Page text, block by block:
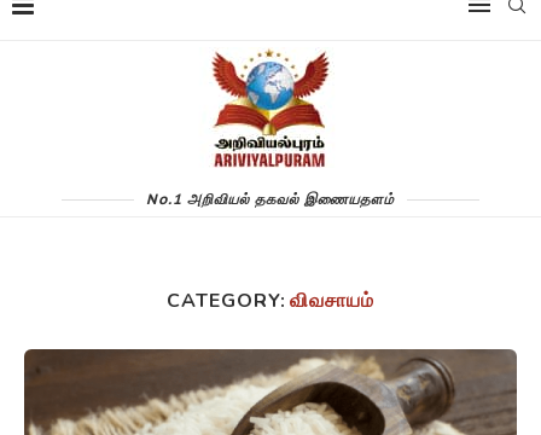
No.1 அறிவியல் தகவல் இணையதளம்
CATEGORY: விவசாயம்